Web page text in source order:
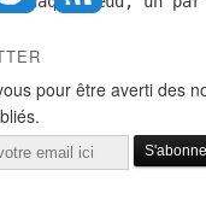
pour être averti des